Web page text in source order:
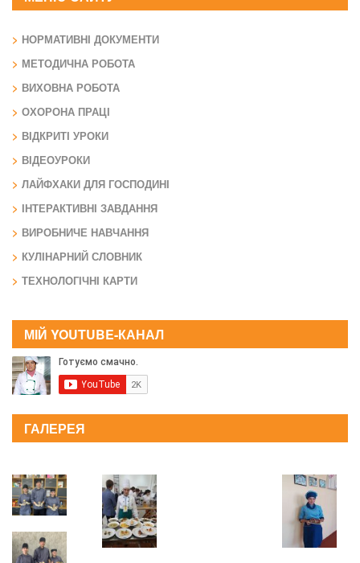
НОРМАТИВНІ ДОКУМЕНТИ
МЕТОДИЧНА РОБОТА
ВИХОВНА РОБОТА
ОХОРОНА ПРАЦІ
ВІДКРИТІ УРОКИ
ВІДЕОУРОКИ
ЛАЙФХАКИ ДЛЯ ГОСПОДИНІ
ІНТЕРАКТИВНІ ЗАВДАННЯ
ВИРОБНИЧЕ НАВЧАННЯ
КУЛІНАРНИЙ СЛОВНИК
ТЕХНОЛОГІЧНІ КАРТИ
МІЙ YOUTUBE-КАНАЛ
ГАЛЕРЕЯ